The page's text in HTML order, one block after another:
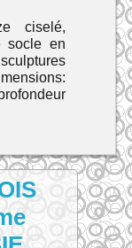
ciselé,
socle en